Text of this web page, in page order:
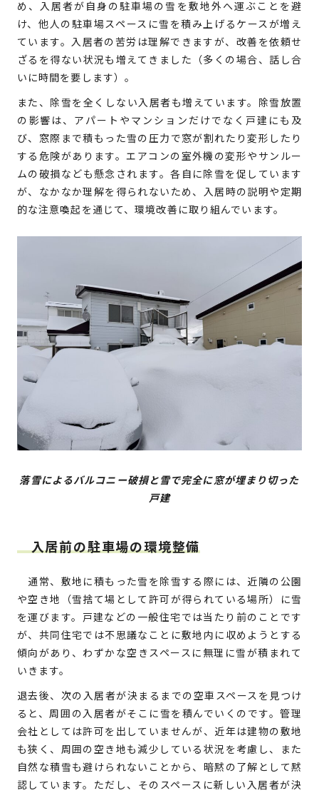
め、入居者が自身の駐車場の雪を敷地外へ運ぶことを避
け、他人の駐車場スペースに雪を積み上げるケースが増え
ています。入居者の苦労は理解できますが、改善を依頼せ
ざるを得ない状況も増えてきました（多くの場合、話し合
いに時間を要します）。
また、除雪を全くしない入居者も増えています。除雪放置
の影響は、アパートやマンションだけでなく戸建にも及
び、窓際まで積もった雪の圧力で窓が割れたり変形したり
する危険があります。エアコンの室外機の変形やサンルー
ムの破損なども懸念されます。各自に除雪を促しています
が、なかなか理解を得られないため、入居時の説明や定期
的な注意喚起を通じて、環境改善に取り組んでいます。
落雪によるバルコニー破損と雪で完全に窓が埋まり切った
戸建
入居前の駐車場の環境整備
通常、敷地に積もった雪を除雪する際には、近隣の公園
や空き地（雪捨て場として許可が得られている場所）に雪
を運びます。戸建などの一般住宅では当たり前のことです
が、共同住宅では不思議なことに敷地内に収めようとする
傾向があり、わずかな空きスペースに無理に雪が積まれて
いきます。
退去後、次の入居者が決まるまでの空車スペースを見つけ
ると、周囲の入居者がそこに雪を積んでいくのです。管理
会社としては許可を出していませんが、近年は建物の敷地
も狭く、周囲の空き地も減少している状況を考慮し、また
自然な積雪も避けられないことから、暗黙の了解として黙
認しています。ただし、そのスペースに新しい入居者が決